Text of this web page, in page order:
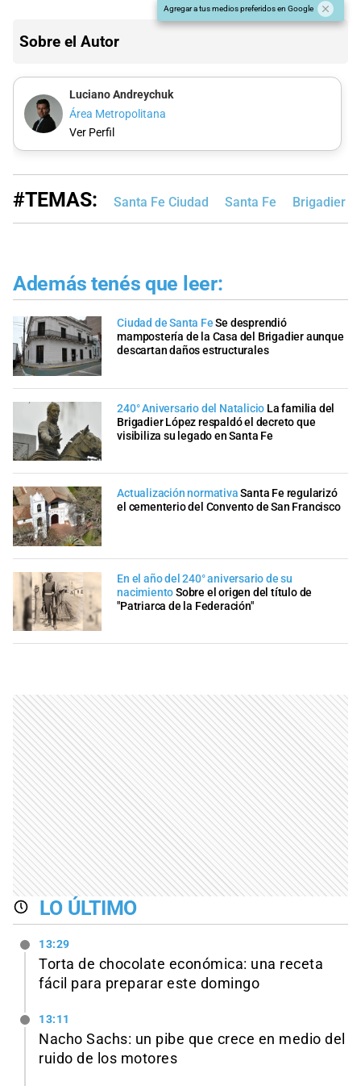
Agregar a tus medios preferidos en Google
Sobre el Autor
Luciano Andreychuk
Área Metropolitana
Ver Perfil
#TEMAS: Santa Fe Ciudad Santa Fe Brigadier
Además tenés que leer:
Ciudad de Santa Fe Se desprendió
mampostería de la Casa del Brigadier aunque
descartan daños estructurales
240° Aniversario del Natalicio La familia del
Brigadier López respaldó el decreto que
visibiliza su legado en Santa Fe
Actualización normativa Santa Fe regularizó
el cementerio del Convento de San Francisco
En el año del 240° aniversario de su
nacimientoSobre el origen del título de
"Patriarca de la Federación"
LO ÚLTIMO
13:29
Torta de chocolate económica: una receta
fácil para preparar este domingo
13:11
Nacho Sachs: un pibe que crece en medio del
ruido de los motores